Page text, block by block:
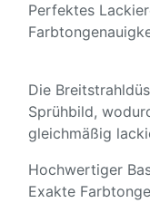
Perfektes
Die
Sprühbild,
gleichmäßig
Hochwertiger
Exakte